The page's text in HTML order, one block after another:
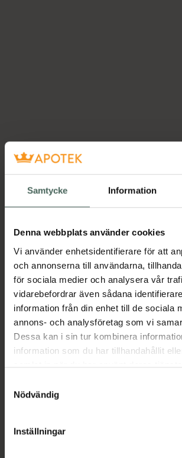
Samtycke Information
Denna webbplats använder cookies
Vi använder enhetsidentifierare för att
och annonserna till användarna,
för sociala medier och analysera vår
vidarebefordrar även sådana
information från din enhet till de sociala
annons- och analysföretag som vi
Dessa kan i sin tur kombinera
information som du har tillhandahållit
samlat in när du har använt deras
återkalla ditt samtycke via webbplatsens
cookieinställningar. Ett återkallat
lagligheten av behandling som skett
Nödvändig
Inställningar